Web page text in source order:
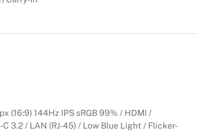
monitorov HP OMEN. Odteraz si môžte
(16:9) 144Hz IPS sRGB 99% / HDMI /
3.2 / LAN (RJ-45) / Low Blue Light / Flicker-